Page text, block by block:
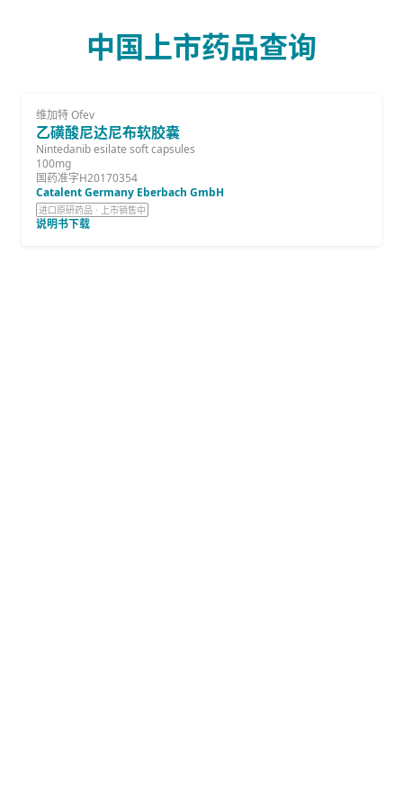
中国上市药品查询
维加特 Ofev
乙磺酸尼达尼布软胶囊
Nintedanib esilate soft capsules
100mg
国药准字H20170354
Catalent Germany Eberbach GmbH
进口原研药品 · 上市销售中
说明书下载